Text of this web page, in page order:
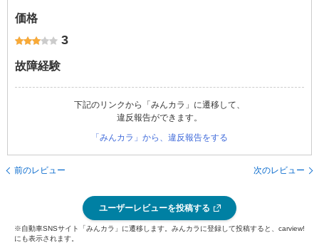
価格
3
故障経験
下記のリンクから「みんカラ」に遷移して、
違反報告ができます。
「みんカラ」から、違反報告をする
前のレビュー 次のレビュー
ユーザーレビューを投稿する
※自動車SNSサイト「みんカラ」に遷移します。みんカラに登録して投稿すると、carview!
にも表示されます。